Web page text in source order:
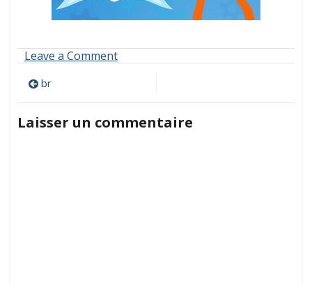
Leave a Commenton
Navigation
de
l’article
br
Laisser un commentaire